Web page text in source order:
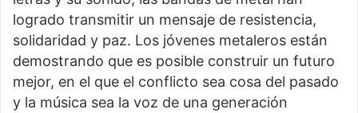
logrado transmitir un mensaje de resistencia,
solidaridad y paz. Los jóvenes metaleros están
demostrando que es posible construir un futuro
mejor, en el que el conflicto sea cosa del pasado
y la música sea la voz de una generación